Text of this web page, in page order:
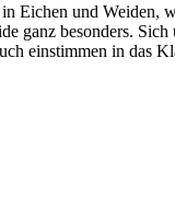
und Weiden,
ganz besonders.
einstimmen in das